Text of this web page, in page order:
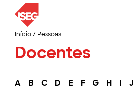
Início/ Pessoas
Docentes
A B C D E F G H I J